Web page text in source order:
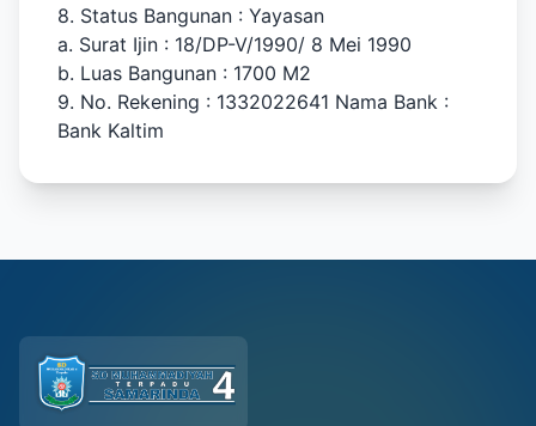
8. Status Bangunan : Yayasan
a. Surat Ijin : 18/DP-V/1990/ 8 Mei 1990
b. Luas Bangunan : 1700 M2
9. No. Rekening : 1332022641 Nama Bank :
Bank Kaltim